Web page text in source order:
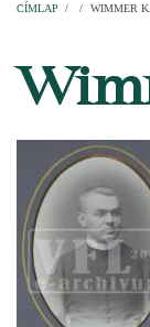
CÍMLAP / / WIMMER